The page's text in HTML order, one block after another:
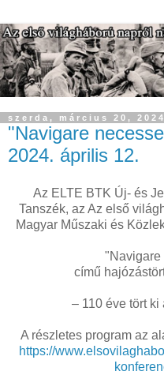
szerda, március 20, 2024
"Navigare
2024. április 12.
Az ELTE BTK Új- és
Tanszék, az Az első
Magyar Műszaki és
"Navigare
című
– 110 éve tört
A részletes program az
https://